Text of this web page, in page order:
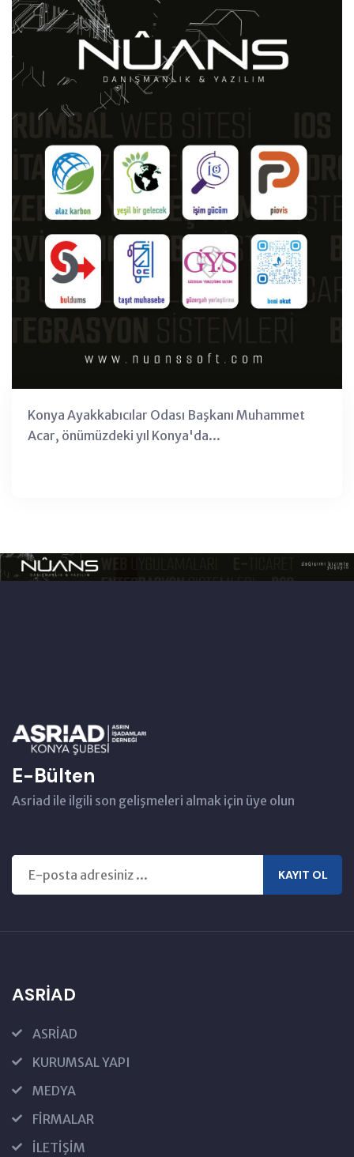
Konya Ayakkabıcılar Odası Başkanı Muhammet
Acar, önümüzdeki yıl Konya'da...
E-Bülten
Asriad ile ilgili son gelişmeleri almak için üye olun
KAYIT OL
ASRİAD
ASRİAD
KURUMSAL YAPI
MEDYA
FİRMALAR
İLETİŞİM